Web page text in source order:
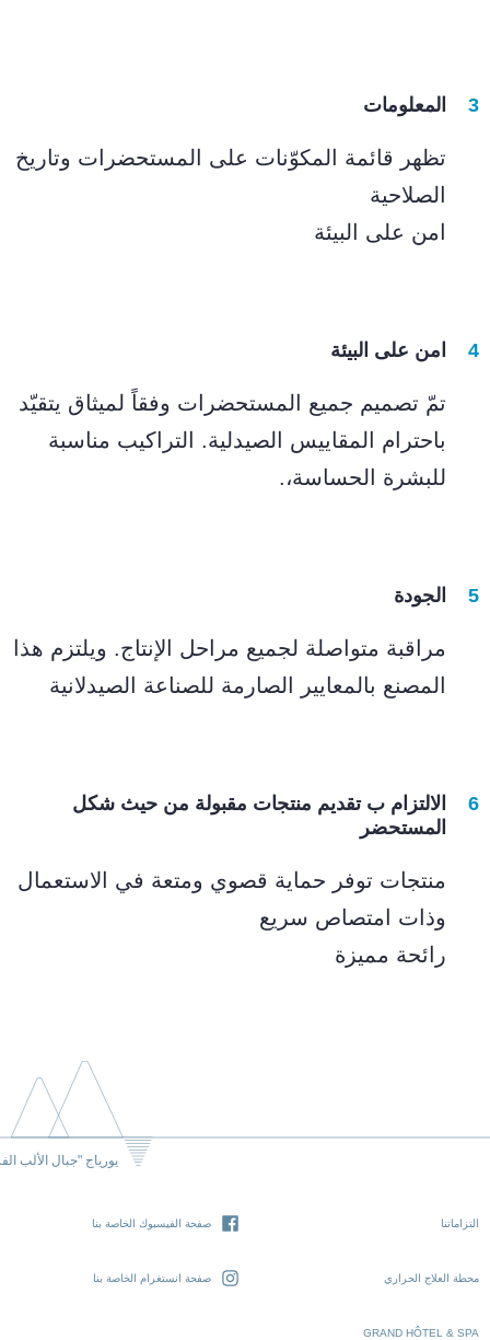
المعلومات
تظهر قائمة المكوّنات على المستحضرات وتاريخ
الصلاحية
امن على البيئة
امن على البيئة
تمّ تصميم جميع المستحضرات وفقاً لميثاق يتقيّد
باحترام المقاييس الصيدلية. التراكيب مناسبة
للبشرة الحساسة،.
الجودة
مراقبة متواصلة لجميع مراحل الإنتاج. ويلتزم هذا
المصنع بالمعايير الصارمة للصناعة الصيدلانية
الالتزام ب تقديم منتجات مقبولة من حيث شكل
المستحضر
منتجات توفر حماية قصوي ومتعة في الاستعمال
وذات امتصاص سريع
رائحة مميزة
يورياج "جبال الألب
التزاماتنا
محطة العلاج الحراري
GRAND HÔTEL & SPA
صفحة الفيسبوك الخاصة بنا
صفحة انستغرام الخاصة بنا